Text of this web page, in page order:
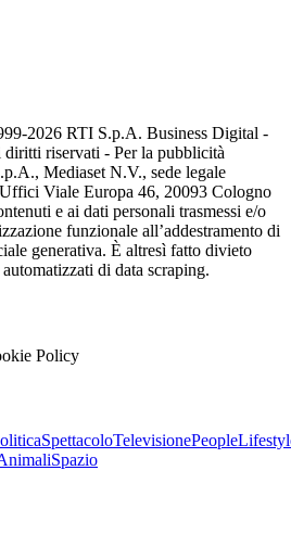
2026 RTI S.p.A. Business Digital -
riservati - Per la pubblicità
Mediaset N.V., sede legale
Viale Europa 46, 20093 Cologno
e ai dati personali trasmessi e/o
funzionale all’addestramento di
generativa. È altresì fatto divieto
di data scraping.
Policy
SpettacoloTelevisionePeople
Spazio